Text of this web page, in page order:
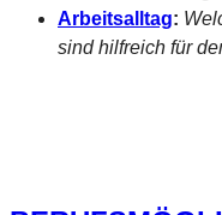
Arbeitsalltag:
sind hilfreich für